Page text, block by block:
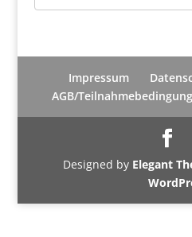
Impressum
AGB/
Designed by Elegant